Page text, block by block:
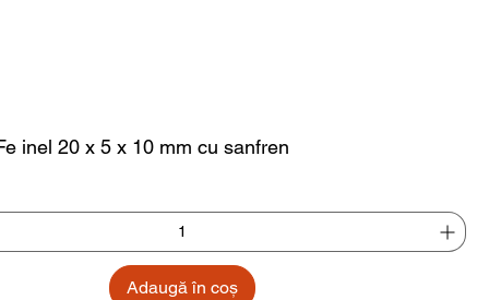
inel 20 x 5 x 10 mm cu sanfren
Adaugă în coș